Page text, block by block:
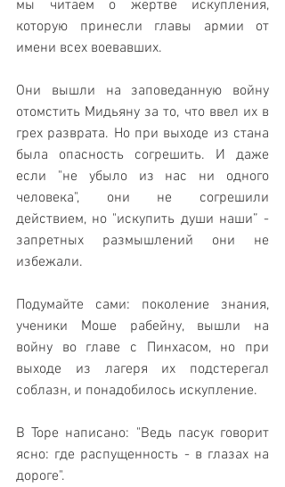
мы читаем о жертве искупления,
которую принесли главы армии от
имени всех воевавших.
Они вышли на заповеданную войну
отомстить Мидьяну за то, что ввел их в
грех разврата. Но при выходе из стана
была опасность согрешить. И даже
если "не убыло из нас ни одного
человека", они не согрешили
действием, но "искупить души наши” -
запретных размышлений они не
избежали.
Подумайте сами: поколение знания,
ученики Моше рабейну, вышли на
войну во главе с Пинхасом, но при
выходе из лагеря их подстерегал
соблазн, и понадобилось искупление.
В Торе написано: "Ведь пасук говорит
ясно: где распущенность - в глазах на
дороге".